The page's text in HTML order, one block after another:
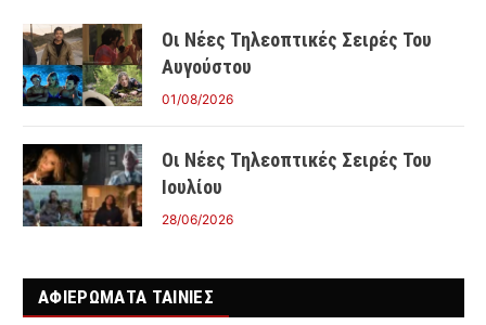
Οι Νέες Τηλεοπτικές Σειρές Του
Αυγούστου
01/08/2026
Οι Νέες Τηλεοπτικές Σειρές Του
Ιουλίου
28/06/2026
ΑΦΙΕΡΩΜΑΤΑ ΤΑΙΝΊΕΣ